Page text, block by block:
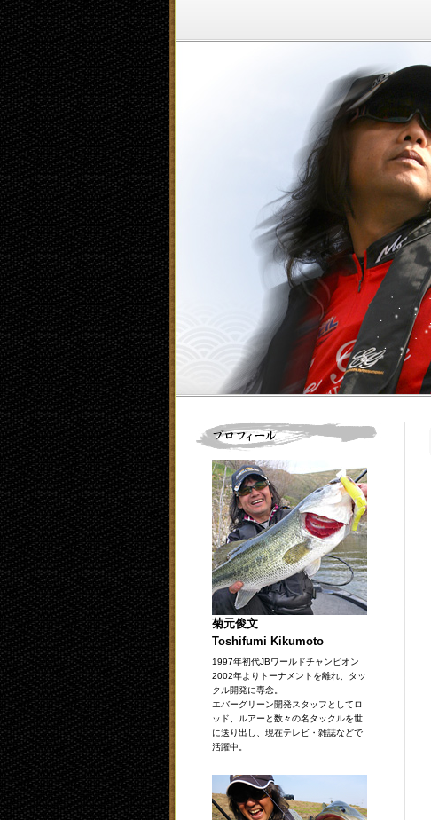
菊元俊文
Toshifumi Kikumoto
1997年初代JBワールドチャンピオン
2002年よりトーナメントを離れ、タッ
クル開発に専念。
エバーグリーン開発スタッフとしてロ
ッド、ルアーと数々の名タックルを世
に送り出し、現在テレビ・雑誌などで
活躍中。